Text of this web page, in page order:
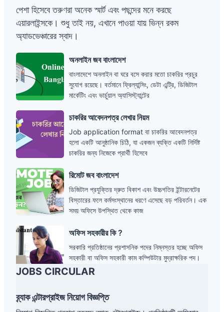
পেশা হিসেবে তরুণরা অনেক স্মার্ট এবং পছন্দের মনে করছে
এয়ারলাইন্সকে। শুধু তাই নয়, এখানে পাওয়া যায় ভিন্ন রকম
অ্যাডভেঞ্চারের স্বাদ।
অনলাইন
জব
বাংলাদেশ
অনলাইন জব বাংলাদেশ
বাংলাদেশে অনলাইন বা ঘরে বসে করার মতো চাকরির প্রচুর
সুযোগ রয়েছে। বর্তমানে ফ্রিল্যান্সিং, ডেটা এন্ট্রি, ডিজিটাল
মার্কেটিং এবং ভার্চুয়াল অ্যাসিস্ট্যান্টের
চাকরির
আবেদনপত্র
লেখার
নিয়ম
চাকরির আবেদনপত্র লেখার নিয়ম
Job application format বা চাকরির আবেদনপত্র
হলো একটি আনুষ্ঠানিক চিঠি, যা একজন ব্যক্তি একটি নির্দিষ্ট
চাকরির জন্য নিজেকে প্রার্থী হিসেবে
রিমোট
জব
বাংলাদেশ
রিমোট জব বাংলাদেশ
ডিজিটাল প্রযুক্তির দ্রুত বিকাশ এবং উচ্চগতির ইন্টারনেটের
বিস্তারের ফলে কর্মসংস্থানের ধরণে এসেছে বড় পরিবর্তন। এক
সময় অফিসে উপস্থিত থেকে কাজ
অফিস
সহকারীর
কি
?
অফিস সহকারীর কি ?
সরকারি প্রতিষ্ঠানের প্রশাসনিক পদের নিম্নস্তর হচ্ছে অফিস
সহকারী বা অফিস সহকারী কাম কম্পিউটার মুদ্রাক্ষরিক পদ।
তবে প্রশাসন বা হিসাব শাখার
JOBS CIRCULAR
ব্র্যাক এন্টারপ্রাইজ নিয়োগ বিজ্ঞপ্তি